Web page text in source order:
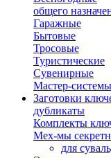
общего
Гаражные
Бытовые
Тросовые
Туристические
Сувенирные
Мастер-системы
Заготовки
дубликаты
Комплекты
Мех-мы
для